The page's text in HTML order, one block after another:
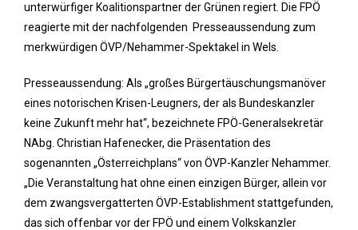
unterwürfiger Koalitionspartner der Grünen regiert. Die FPÖ
reagierte mit der nachfolgenden Presseaussendung zum
merkwürdigen ÖVP/Nehammer-Spektakel in Wels.
Presseaussendung: Als „großes Bürgertäuschungsmanöver
eines notorischen Krisen-Leugners, der als Bundeskanzler
keine Zukunft mehr hat“, bezeichnete FPÖ-Generalsekretär
NAbg. Christian Hafenecker, die Präsentation des
sogenannten „Österreichplans“ von ÖVP-Kanzler Nehammer.
„Die Veranstaltung hat ohne einen einzigen Bürger, allein vor
dem zwangsvergatterten ÖVP-Establishment stattgefunden,
das sich offenbar vor der FPÖ und einem Volkskanzler